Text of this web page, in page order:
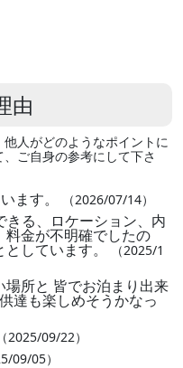
由
人がどのようなポイントに
ご自身の参考にして下さ
ます。 （2026/07/14）
きる、ロケーション、内
金が不明確でしたの
しています。
（2025/1
所と 皆でお泊まり出来
達も楽しめそうかなっ
（2025/09/22）
09/05）